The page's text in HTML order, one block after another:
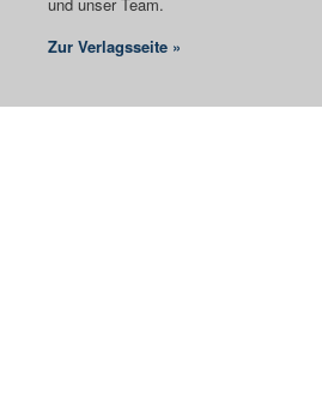
Zur Verlagsseite »